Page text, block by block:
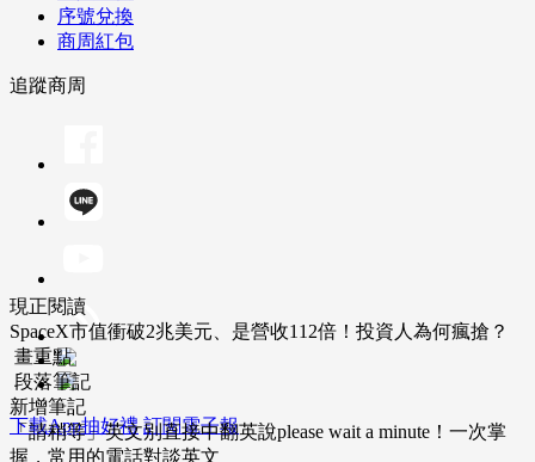
序號兌換
商周紅包
追蹤商周
下載App抽好禮 訂閱電子報
現正閱讀
SpaceX市值衝破2兆美元、是營收112倍！投資人為何瘋搶？
畫重點
段落筆記
新增筆記
「請稍等」英文別直接中翻英說please wait a minute！一次掌
握，常用的電話對談英文